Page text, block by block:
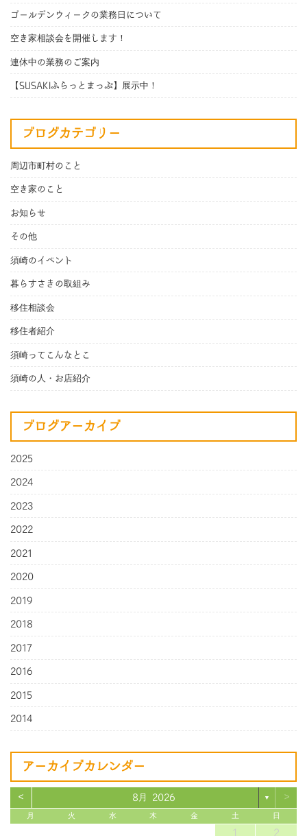
ゴールデンウィークの業務日について
空き家相談会を開催します！
連休中の業務のご案内
【SUSAKIふらっとまっぷ】展示中！
ブログカテゴリー
周辺市町村のこと
空き家のこと
お知らせ
その他
須崎のイベント
暮らすさきの取組み
移住相談会
移住者紹介
須崎ってこんなとこ
須崎の人・お店紹介
ブログアーカイブ
2025
2024
2023
2022
2021
2020
2019
2018
2017
2016
2015
2014
アーカイブカレンダー
< 8月 2026 ▼ >
月 火 水 木 金 土 日
1
2